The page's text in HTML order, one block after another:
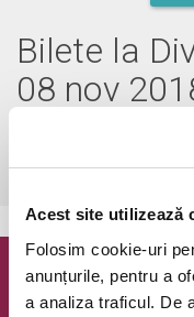
Acest site utilizează
Folosim cookie-uri
anunțurile, pentru a
a analiza traficul. De
Bilete la
08 nov
Bucuresti, The Hub